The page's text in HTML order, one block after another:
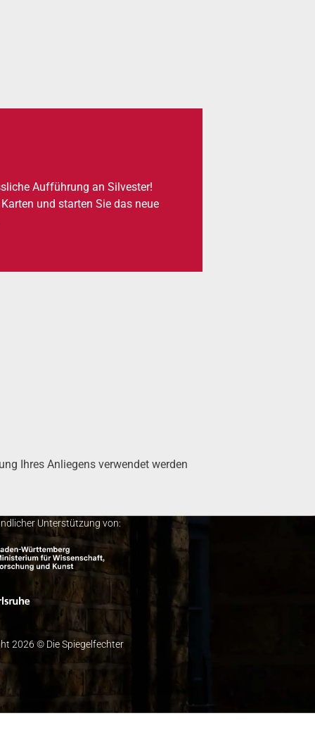
Auf­füh­rung an Sil­ves­ter!
und star­ten Sie das neue
Ihres Anlie­gens ver­wen­det wer­den
Unterstützung von:
2026 © Die Spiegelfechter